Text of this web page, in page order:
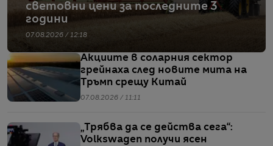
световни цени за последните 3
години
07.08.2026 / 12:18
Акциите в соларния сектор
грейнаха след новите мита на
Тръмп срещу Китай
07.08.2026 / 11:11
„Трябва да се действа сега“:
Volkswagen получи ясен